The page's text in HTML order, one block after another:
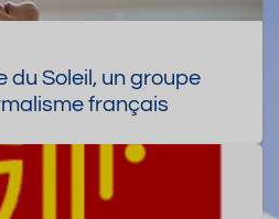
du Soleil, un groupe
français